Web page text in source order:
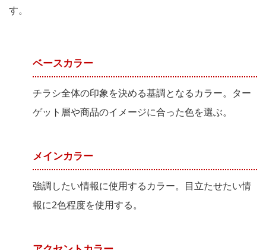
す。
ベースカラー
チラシ全体の印象を決める基調となるカラー。ター
ゲット層や商品のイメージに合った色を選ぶ。
メインカラー
強調したい情報に使用するカラー。目立たせたい情
報に2色程度を使用する。